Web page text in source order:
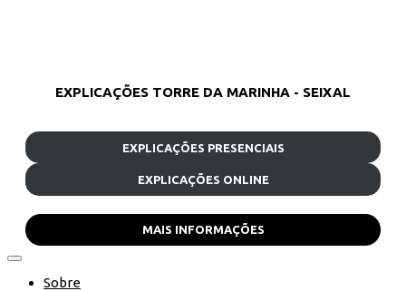
EXPLICAÇÕES TORRE DA MARINHA - SEIXAL
EXPLICAÇÕES PRESENCIAIS
EXPLICAÇÕES ONLINE
MAIS INFORMAÇÕES
Sobre